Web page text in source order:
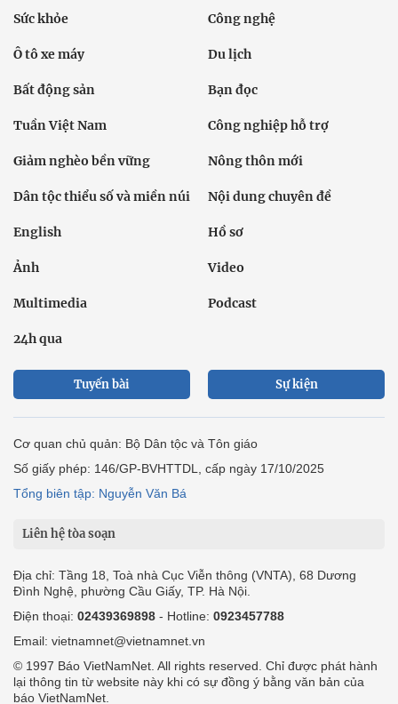
Sức khỏe Công nghệ
Ô tô xe máy Du lịch
Bất động sản Bạn đọc
Tuần Việt Nam Công nghiệp hỗ trợ
Giảm nghèo bền vững Nông thôn mới
Dân tộc thiểu số và miền núi Nội dung chuyên đề
English Hồ sơ
Ảnh Video
Multimedia Podcast
24h qua
Tuyến bài Sự kiện
Cơ quan chủ quản: Bộ Dân tộc và Tôn giáo
Số giấy phép: 146/GP-BVHTTDL, cấp ngày 17/10/2025
Tổng biên tập: Nguyễn Văn Bá
Liên hệ tòa soạn
Địa chỉ: Tầng 18, Toà nhà Cục Viễn thông (VNTA), 68 Dương
Đình Nghệ, phường Cầu Giấy, TP. Hà Nội.
Điện thoại: 02439369898 - Hotline: 0923457788
Email: vietnamnet@vietnamnet.vn
© 1997 Báo VietNamNet. All rights reserved. Chỉ được phát hành
lại thông tin từ website này khi có sự đồng ý bằng văn bản của
báo VietNamNet.